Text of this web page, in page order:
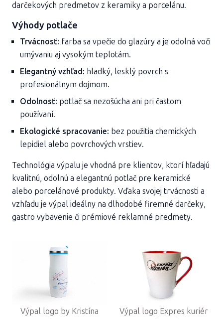
darčekových predmetov z keramiky a porcelánu.
Výhody potlače
Trvácnosť: farba sa vpečie do glazúry a je odolná voči
umývaniu aj vysokým teplotám.
Elegantný vzhľad: hladký, lesklý povrch s
profesionálnym dojmom.
Odolnosť: potlač sa nezošúcha ani pri častom
používaní.
Ekologické spracovanie: bez použitia chemických
lepidiel alebo povrchových vrstiev.
Technológia výpalu je vhodná pre klientov, ktorí hľadajú
kvalitnú, odolnú a elegantnú potlač pre keramické
alebo porcelánové produkty. Vďaka svojej trvácnosti a
vzhľadu je výpal ideálny na dlhodobé firemné darčeky,
gastro vybavenie či prémiové reklamné predmety.
Výpal logo by Kristína
Výpal logo Expres kuriér